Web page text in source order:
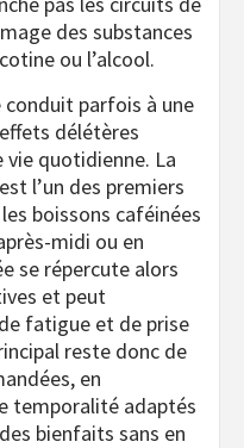
des substances
ou l’alcool.
parfois à une
délétères
quotidienne. La
est l’un des premiers
boissons caféinées
midi ou en
se répercute alors
et peut
fatigue et de prise
reste donc de
en
temporalité adaptés
bienfaits sans en